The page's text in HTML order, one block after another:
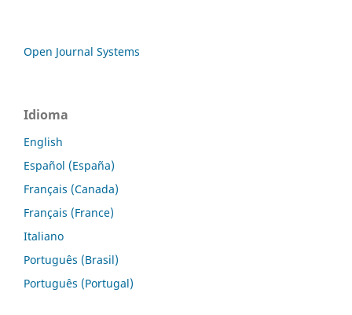
Open Journal Systems
Idioma
English
Español (España)
Français (Canada)
Français (France)
Italiano
Português (Brasil)
Português (Portugal)